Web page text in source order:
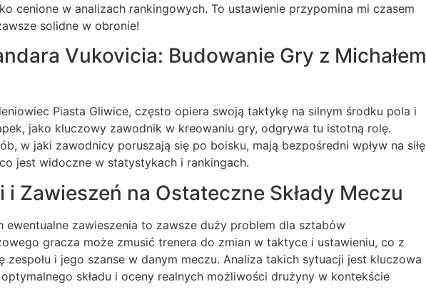
cenione w analizach rankingowych. To ustawienie przypomina mi czasem
solidne w obronie!
Vukovicia: Budowanie Gry z Michałem
Piasta Gliwice, często opiera swoją taktykę na silnym środku pola i
jako kluczowy zawodnik w kreowaniu gry, odgrywa tu istotną rolę.
w jaki zawodnicy poruszają się po boisku, mają bezpośredni wpływ na siłę
jest widoczne w statystykach i rankingach.
i Zawieszeń na Ostateczne Składy Meczu
ewentualne zawieszenia to zawsze duży problem dla sztabów
gracza może zmusić trenera do zmian w taktyce i ustawieniu, co z
zespołu i jego szanse w danym meczu. Analiza takich sytuacji jest kluczowa
składu i oceny realnych możliwości drużyny w kontekście